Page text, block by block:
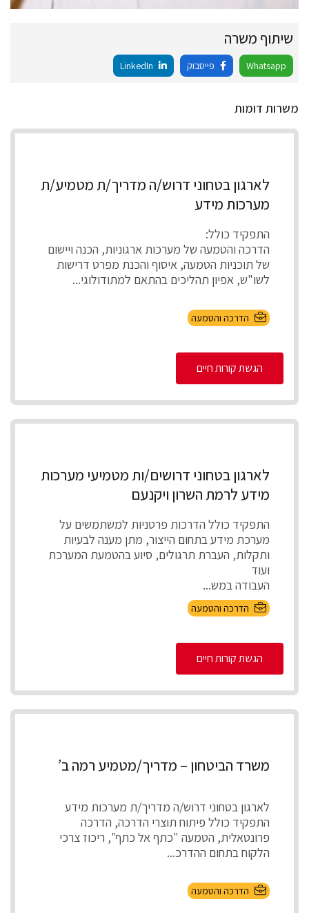
שיתוף משרה
Whatsapp פייסבוק
משרות דומות
לארגון בטחוני דרוש/ה מדריך/ת מטמיע/ת
מערכות מידע
התפקיד כולל:
הדרכה והטמעה של מערכות ארגוניות, הכנה ויישום
של תוכניות הטמעה, איסוף והכנת מפרט דרישות
לשו"ש, אפיון תהליכים בהתאם למתודולוגי...
הדרכה והטמעה
הגשת קורות חיים
לארגון בטחוני דרושים/ות מטמיעי מערכות
מידע לרמת השרון ויקנעם
התפקיד כולל הדרכות פרטניות למשתמשים על
מערכת מידע בתחום הייצור, מתן מענה לבעיות
ותקלות, העברת תרגולים, סיוע בהטמעת המערכת
ועוד
העבודה במש...
הדרכה והטמעה
הגשת קורות חיים
משרד הביטחון – מדריך/מטמיע רמה ב’
לארגון בטחוני דרוש/ה מדריך/ת מערכות מידע
התפקיד כולל פיתוח תוצרי הדרכה, הדרכה
פרונטאלית, הטמעה "כתף אל כתף", ריכוז צרכי
הלקוח בתחום ההדרכ...
הדרכה והטמעה